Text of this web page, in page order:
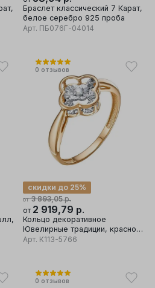
Браслет классический 7 Карат,
белое серебро 925 проба
Арт. ПБ076Г-04014
0 отзывов
от 3 893,05р.
скидки до 25%
от 2 919,79 р.
Кольцо декоративное
Ювелирные традиции, красное
золото 585 проба, вставка
Арт. К113-5766
0 отзывов